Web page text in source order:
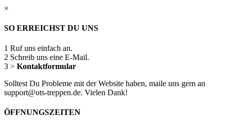
×
SO ERREICHST DU UNS
1 Ruf uns einfach an.
2 Schreib uns eine E-Mail.
3 > Kontaktformular
Solltest Du Probleme mit der Website haben, maile uns gern an
support@ots-treppen.de. Vielen Dank!
ÖFFNUNGSZEITEN